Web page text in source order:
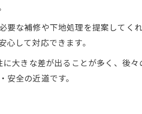
な補修や下地処理を提案してく
して対応できます。
大きな差が出ることが多く、後
全の近道です。